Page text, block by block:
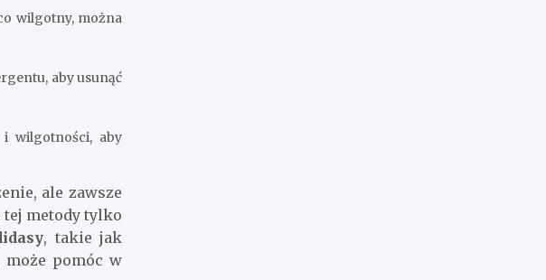
wilgotny, można
aby usunąć
i wilgotności, aby
ale zawsze
tej metody tylko
, takie jak
pomóc w